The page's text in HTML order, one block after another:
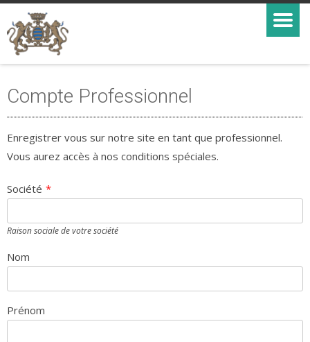
Compte Professionnel
Enregistrer vous sur notre site en tant que professionnel.
Vous aurez accès à nos conditions spéciales.
Société *
Raison sociale de votre société
Nom
Prénom